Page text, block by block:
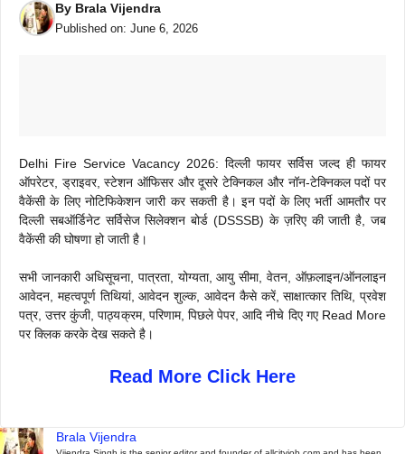
By Brala Vijendra
Published on: June 6, 2026
Delhi Fire Service Vacancy 2026: दिल्ली फायर सर्विस जल्द ही फायर
ऑपरेटर, ड्राइवर, स्टेशन ऑफिसर और दूसरे टेक्निकल और नॉन-टेक्निकल पदों पर
वैकेंसी के लिए नोटिफिकेशन जारी कर सकती है। इन पदों के लिए भर्ती आमतौर पर
दिल्ली सबऑर्डिनेट सर्विसेज सिलेक्शन बोर्ड (DSSSB) के ज़रिए की जाती है, जब
वैकेंसी की घोषणा हो जाती है।
सभी जानकारी अधिसूचना, पात्रता, योग्यता, आयु सीमा, वेतन, ऑफ़लाइन/ऑनलाइन
आवेदन, महत्वपूर्ण तिथियां, आवेदन शुल्क, आवेदन कैसे करें, साक्षात्कार तिथि, प्रवेश
पत्र, उत्तर कुंजी, पाठ्यक्रम, परिणाम, पिछले पेपर, आदि नीचे दिए गए Read More
पर क्लिक करके देख सकते है।
Read More Click Here
Brala Vijendra